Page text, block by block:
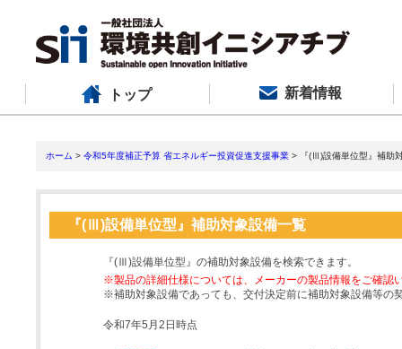
トップ 新着情報
ホーム > 令和5年度補正予算 省エネルギー投資促進支援事業 > 『(Ⅲ)設備単位型』補助
『(Ⅲ)設備単位型』補助対象設備一覧
『(Ⅲ)設備単位型』の補助対象設備を検索できます。
※製品の詳細仕様については、メーカーの製品情報をご確認
※補助対象設備であっても、交付決定前に補助対象設備等の
令和7年5月2日時点